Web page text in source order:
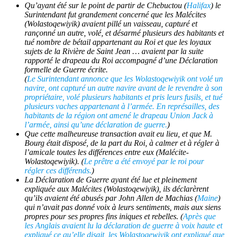
Qu’ayant été sur le point de partir de Chebuctou (Halifax) le
Surintendant fut grandement concerné que les Malécites
(Wolastoqewiyik) avaient pillé un vaisseau, capturé et
rançonné un autre, volé, et désarmé plusieurs des habitants et
tué nombre de bétail appartenant au Roi et que les loyaux
sujets de la Rivière de Saint Jean … avaient par la suite
rapporté le drapeau du Roi accompagné d’une Déclaration
formelle de Guerre écrite.
(Le Surintendant annonce que les Wolastoqewiyikont volé un
navire, ont capturé un autre navire avant de le revendre à son
propriétaire, volé plusieurs habitants et pris leurs fusils, et tué
plusieurs vaches appartenant à l’armée. En représailles, des
habitants de la région ont amené le drapeau Union Jack à
l’armée, ainsi qu’une déclaration de guerre.)
Que cette malheureuse transaction avait eu lieu, et que M.
Bourg était disposé, de la part du Roi, à calmer et à régler à
l’amicale toutes les différences entre eux (Malécite-
Wolastoqewiyik). (Le prêtre a été envoyé par le roi pour
régler ces différends.)
La Déclaration de Guerre ayant été lue et pleinement
expliquée aux Malécites (Wolastoqewiyik), ils déclarèrent
qu’ils avaient été abusés par John Allen de Machias (Maine)
qui n’avait pas donné voix à leurs sentiments, mais aux siens
propres pour ses propres fins iniques et rebelles. (Après que
les Anglais avaient lu la déclaration de guerre à voix haute et
expliqué ce qu’elle disait, les Wolastoqewiyikont expliqué que